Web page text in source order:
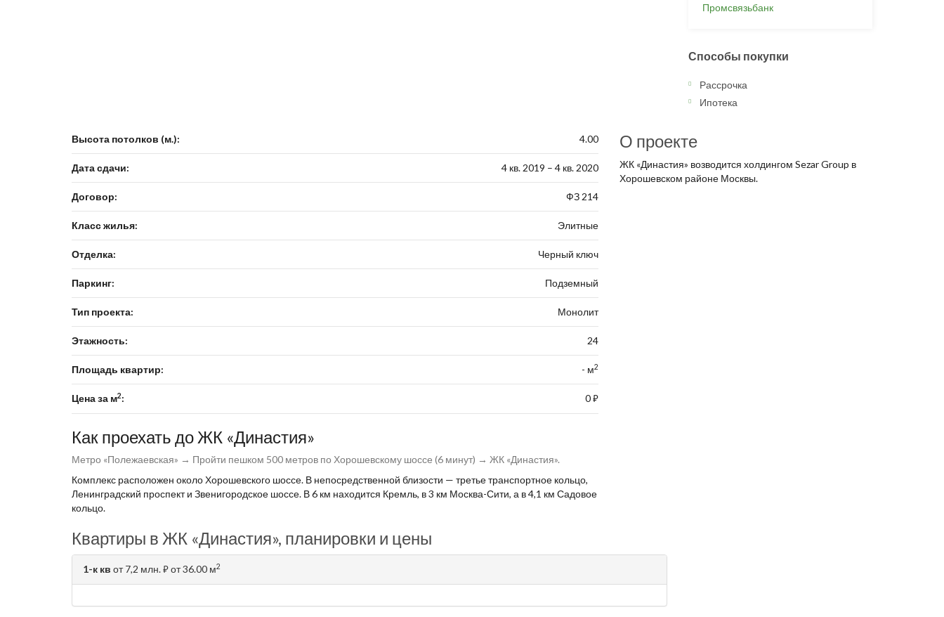
Промсвязьбанк
Способы покупки
Рассрочка
Ипотека
Высота потолков (м.): 4.00
Дата сдачи: 4 кв. 2019 – 4 кв. 2020
Договор: ФЗ 214
Класс жилья: Элитные
Отделка: Черный ключ
Паркинг: Подземный
Тип проекта: Монолит
Этажность: 24
Площадь квартир: - м2
Цена за м2: 0⃏
Как проехать до ЖК «Династия»
Метро «Полежаевская» → Пройти пешком 500 метров по Хорошевскому шоссе (6 минут) → ЖК «Династия».
Комплекс расположен около Хорошевского шоссе. В непосредственной близости — третье транспортное кольцо,
Ленинградский проспект и Звенигородское шоссе. В 6 км находится Кремль, в 3 км Москва-Сити, а в 4,1 км Садовое
кольцо.
О проекте
ЖК «Династия» возводится холдингом Sezar Group в
Хорошевском районе Москвы.
Квартиры в ЖК «Династия», планировки и цены
1-к кв от 7,2 млн.⃏от 36.00 м2